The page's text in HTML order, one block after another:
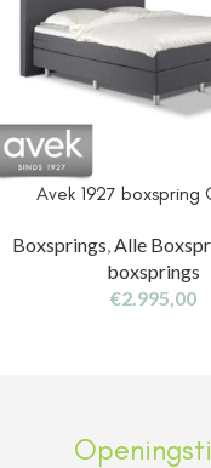
Avek 1927 boxspring
Boxsprings,Alle
boxsprings
€2.995,00